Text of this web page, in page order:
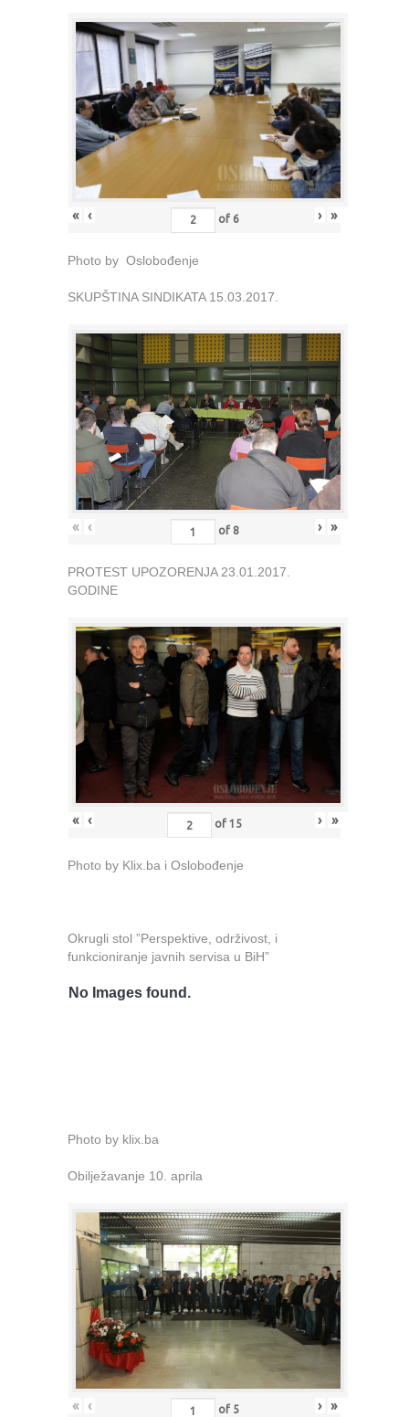
« ‹ of 6 › »
Photo by Oslobođenje
SKUPŠTINA SINDIKATA 15.03.2017.
« ‹ of 8 › »
PROTEST UPOZORENJA 23.01.2017.
GODINE
« ‹ of 15 › »
Photo by Klix.ba i Oslobođenje
Okrugli stol ”Perspektive, održivost, i
funkcioniranje javnih servisa u BiH”
No Images found.
Photo by klix.ba
Obilježavanje 10. aprila
« ‹ of 5 › »